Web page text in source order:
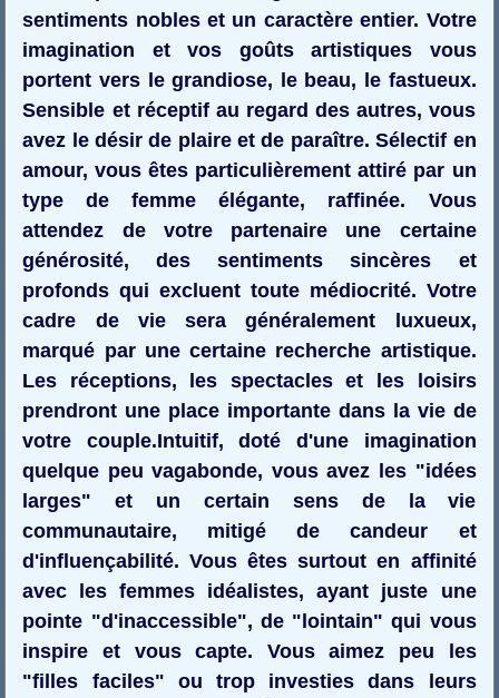
sentiments nobles et un caractère entier. Votre
imagination et vos goûts artistiques vous
portent vers le grandiose, le beau, le fastueux.
Sensible et réceptif au regard des autres, vous
avez le désir de plaire et de paraître. Sélectif en
amour, vous êtes particulièrement attiré par un
type de femme élégante, raffinée. Vous
attendez de votre partenaire une certaine
générosité, des sentiments sincères et
profonds qui excluent toute médiocrité. Votre
cadre de vie sera généralement luxueux,
marqué par une certaine recherche artistique.
Les réceptions, les spectacles et les loisirs
prendront une place importante dans la vie de
votre couple.Intuitif, doté d'une imagination
quelque peu vagabonde, vous avez les "idées
larges" et un certain sens de la vie
communautaire, mitigé de candeur et
d'influençabilité. Vous êtes surtout en affinité
avec les femmes idéalistes, ayant juste une
pointe "d'inaccessible", de "lointain" qui vous
inspire et vous capte. Vous aimez peu les
"filles faciles" ou trop investies dans leurs